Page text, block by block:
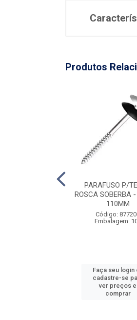
Produtos
PARAFUSO P/
ROSCA SOBERBA
110MM
Código:
Embalagem:
Faça seu login
cadastre-se
ver preços e
comprar